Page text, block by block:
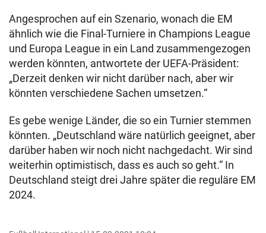
Angesprochen auf ein Szenario, wonach die EM
ähnlich wie die Final-Turniere in Champions League
und Europa League in ein Land zusammengezogen
werden könnten, antwortete der UEFA-Präsident:
„Derzeit denken wir nicht darüber nach, aber wir
könnten verschiedene Sachen umsetzen.“
Es gebe wenige Länder, die so ein Turnier stemmen
könnten. „Deutschland wäre natürlich geeignet, aber
darüber haben wir noch nicht nachgedacht. Wir sind
weiterhin optimistisch, dass es auch so geht.“ In
Deutschland steigt drei Jahre später die reguläre EM
2024.